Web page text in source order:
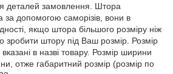
деталей замовлення. Штора
за допомогою саморізів, вони в
якщо штора більшого розміру ніж
штору під Ваш розмір. Розмір
в назві товару. Розмір ширини
отже габаритний розмір (розмір по